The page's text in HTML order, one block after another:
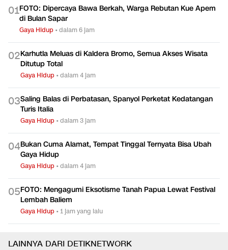
01FOTO: Dipercaya Bawa Berkah, Warga Rebutan Kue Apem
di Bulan Sapar
Gaya Hidup •dalam 6 jam
02Karhutla Meluas di Kaldera Bromo, Semua Akses Wisata
Ditutup Total
Gaya Hidup •dalam 4 jam
03Saling Balas di Perbatasan, Spanyol Perketat Kedatangan
Turis Italia
Gaya Hidup •dalam 3 jam
04Bukan Cuma Alamat, Tempat Tinggal Ternyata Bisa Ubah
Gaya Hidup
Gaya Hidup •dalam 4 jam
05FOTO: Mengagumi Eksotisme Tanah Papua Lewat Festival
Lembah Baliem
Gaya Hidup •1 jam yang lalu
LAINNYA DARI DETIKNETWORK